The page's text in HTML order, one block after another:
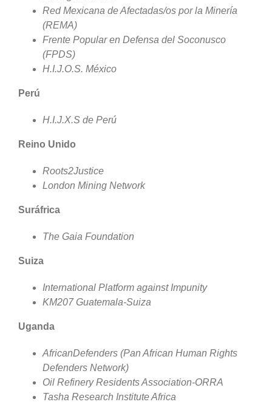
Red Mexicana de Afectadas/os por la Minería
(REMA)
Frente Popular en Defensa del Soconusco
(FPDS)
H.I.J.O.S. México
Perú
H.I.J.X.S de Perú
Reino Unido
Roots2Justice
London Mining Network
Suráfrica
The Gaia Foundation
Suiza
International Platform against Impunity
KM207 Guatemala-Suiza
Uganda
AfricanDefenders (Pan African Human Rights
Defenders Network)
Oil Refinery Residents Association-ORRA
Tasha Research Institute Africa